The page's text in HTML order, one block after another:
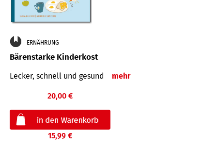
ERNÄHRUNG
Bärenstarke Kinderkost
Lecker, schnell und gesund mehr
20,00 €
15,99 €